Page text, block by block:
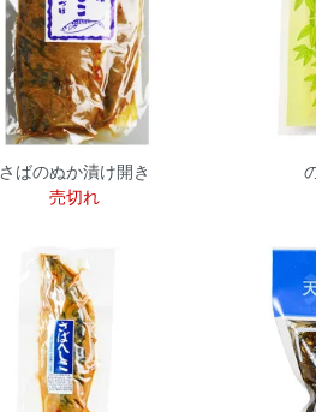
さばのぬか漬け開き
売切れ